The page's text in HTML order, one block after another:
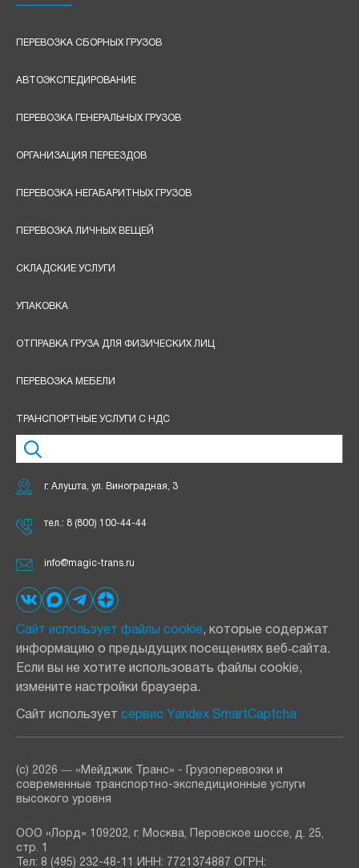
ПЕРЕВОЗКА СБОРНЫХ ГРУЗОВ
АВТОЭКСПЕДИРОВАНИЕ
ПЕРЕВОЗКА ГЕНЕРАЛЬНЫХ ГРУЗОВ
ОРГАНИЗАЦИЯ ПЕРЕЕЗДОВ
ПЕРЕВОЗКА НЕГАБАРИТНЫХ ГРУЗОВ
ПЕРЕВОЗКА ЛИЧНЫХ ВЕЩЕЙ
СКЛАДСКИЕ УСЛУГИ
УПАКОВКА
ОТПРАВКА ГРУЗА ДЛЯ ФИЗИЧЕСКИХ ЛИЦ
ПЕРЕВОЗКА МЕБЕЛИ
ТРАНСПОРТНЫЕ УСЛУГИ С НДС
г. Алушта, ул. Виноградная, 3
тел.: 8 (800) 100-44-44
info@magic-trans.ru
Сайт использует файлы cookie, которые содержат
информацию о предыдущих посещениях веб‑сайта.
Если вы не хотите использовать файлы cookie,
измените настройки браузера.
Сайт использует сервис Yandex SmartCaptcha
(с) 2026 ― «Мейджик Транс» - Грузоперевозки и
современные транспортно-экспедиционные услуги
высокого уровня
ООО «Лорд» 109202, г. Москва, Перовское шоссе, д. 25,
стр. 1
Тел: 8 (495) 232-48-11 ИНН: 7721374887 ОГРН: